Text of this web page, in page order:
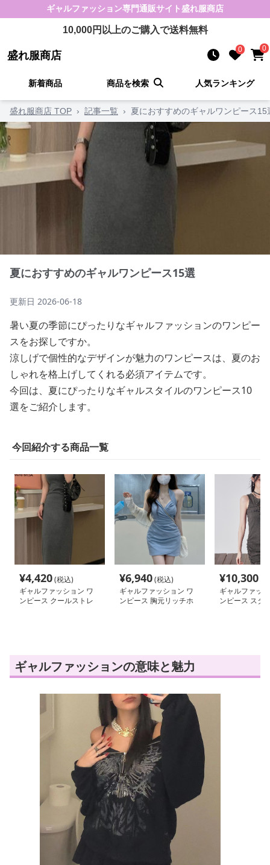
ギャルファッション専門通販サイト盛れ服商店
10,000円以上のご購入で送料無料
盛れ服商店 0 0
新着商品 商品を検索 人気ランキング
盛れ服商店 TOP › 記事一覧 › 夏におすすめのギャルワンピース15
夏におすすめのギャルワンピース15選
更新日 2026-06-18
暑い夏の季節にぴったりなギャルファッションのワンピー
スをお探しですか。
涼しげで個性的なデザインが魅力のワンピースは、夏のお
しゃれを格上げしてくれる必須アイテムです。
今回は、夏にぴったりなギャルスタイルのワンピース10
選をご紹介します。
今回紹介する商品一覧
¥4,420(税込)
ギャルファッション ワ
ンピース クールストレ
¥6,940(税込)
ギャルファッション ワ
ンピース 胸元リッチホ
¥10,300
ギャルファッ
ンピース スタ
ギャルファッションの意味と魅力